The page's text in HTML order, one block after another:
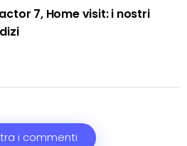
7, Home visit: i nostri
i commenti